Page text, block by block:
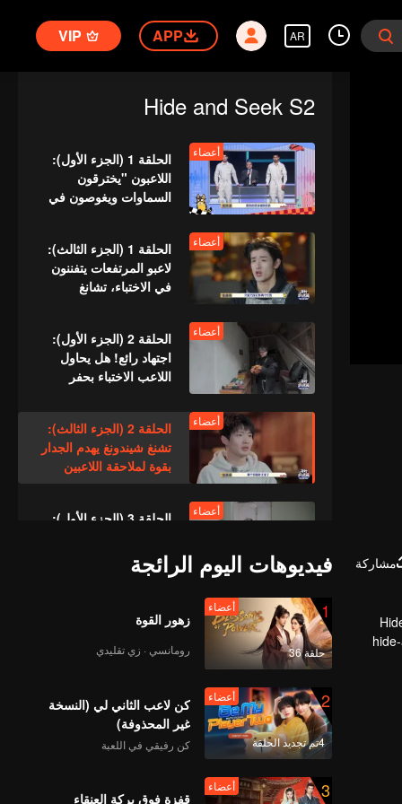
AR
APP
VIP
Hide and Seek S2
أعضاء
الحلقة 1 (الجزء الأول):
اللاعبون "يخترقون
السماوات ويغوصون في
أعضاء
الحلقة 1 (الجزء الثالث):
لاعبو المرتفعات يتفننون
في الاختباء، تشانغ
أعضاء
الحلقة 2 (الجزء الأول):
اجتهاد رائع! هل يحاول
اللاعب الاختباء بحفر
أعضاء
الحلقة 2 (الجزء الثالث):
تشنغ شيندونغ يهدم الجدار
بقوة لملاحقة اللاعبين
أعضاء
الحلقة 3 (الجزء الأول):
بانسيابية تثير إعجاب
الجميع
أعضاء
جدار من الطوب مصنوع
يدوياً؟ بحث تشانغ شيندونغ
أعضاء
الحلقة 4 (الجزء الأول):
"مؤخرة الحصان"
المصنوعة يدويًا ببراعة لا
تشوبها شائبة
أعضاء
مشاركة
فيديوهات اليوم الرائجة
1
حلقة 36
أعضاء
زهور القوة
رومانسي · زي تقليدي
2
4تم تجديد الحلقة
أعضاء
كن لاعب الثاني لي (النسخة
غير المحذوفة)
كن رفيقي في اللعبة
3 أعضاء
قفزة فوق بركة العنقاء